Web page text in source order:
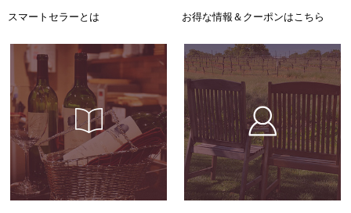
スマートセラーとは お得な情報＆クーポンはこちら